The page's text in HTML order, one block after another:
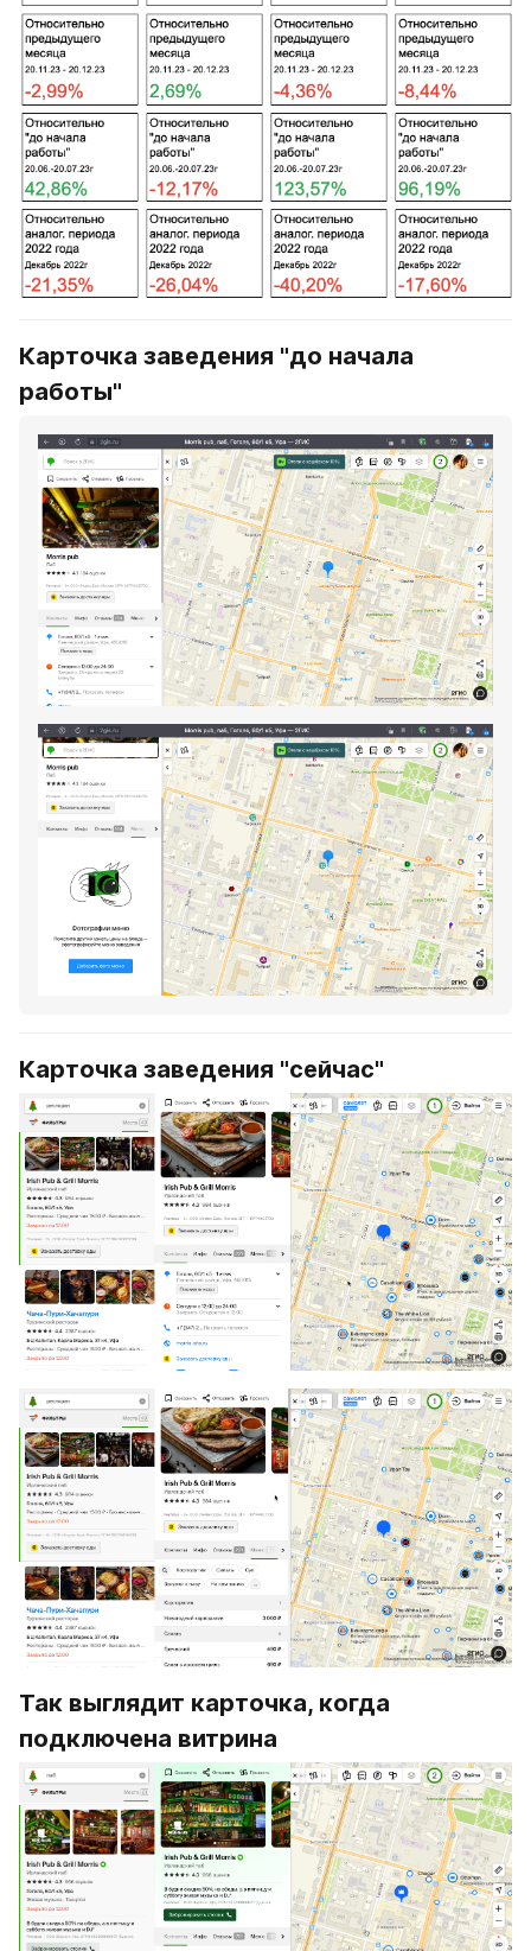
Карточка заведения "до начала
работы"
Карточка заведения "сейчас"
Так выглядит карточка, когда
подключена витрина